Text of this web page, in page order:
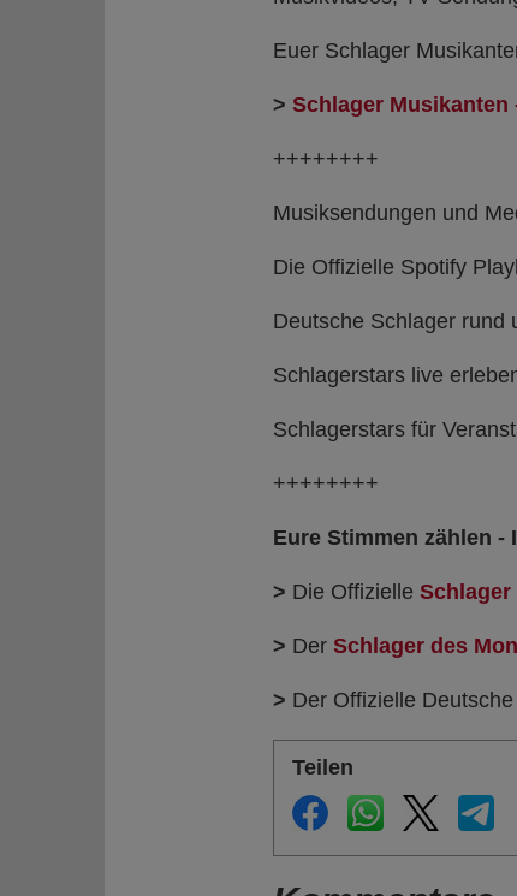
Euer Schlager
> Schlager Musikanten
++++++++
Musiksendungen und
Die Offizielle Spotify
Deutsche Schlager rund
Schlagerstars live
Schlagerstars für
++++++++
Eure Stimmen zählen -
> Die Offizielle Schlager
> Der Schlager des
> Der Offizielle Deutsche
Teilen